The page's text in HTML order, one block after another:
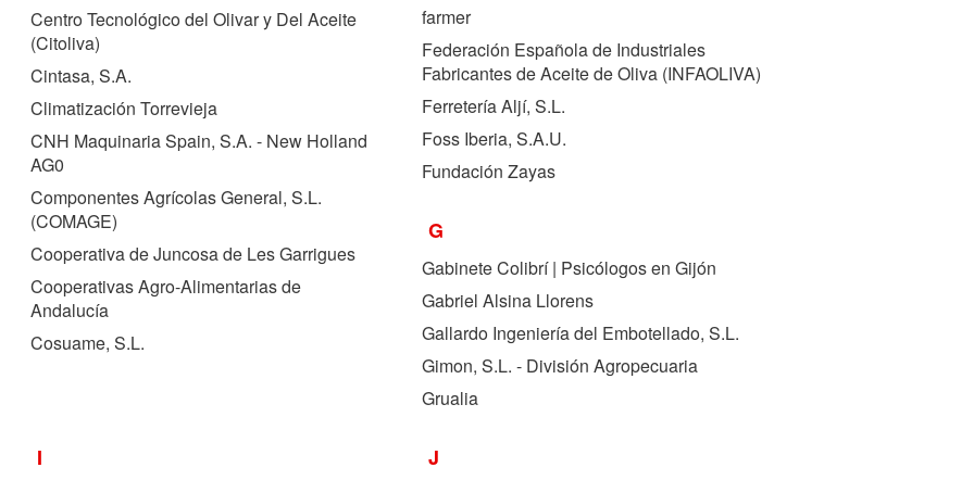
Centro Tecnológico del Olivar y Del Aceite
(Citoliva)
Cintasa, S.A.
Climatización Torrevieja
CNH Maquinaria Spain, S.A. - New Holland
AG0
Componentes Agrícolas General, S.L.
(COMAGE)
Cooperativa de Juncosa de Les Garrigues
Cooperativas Agro-Alimentarias de
Andalucía
Cosuame, S.L.
farmer
Federación Española de Industriales
Fabricantes de Aceite de Oliva (INFAOLIVA)
Ferretería Aljí, S.L.
Foss Iberia, S.A.U.
Fundación Zayas
G
Gabinete Colibrí | Psicólogos en Gijón
Gabriel Alsina Llorens
Gallardo Ingeniería del Embotellado, S.L.
Gimon, S.L. - División Agropecuaria
Grualia
I J